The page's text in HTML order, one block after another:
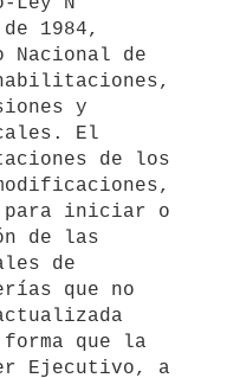
1984,
de
y
El
de los
para iniciar o
de las
de
que no
que la
Ejecutivo, a